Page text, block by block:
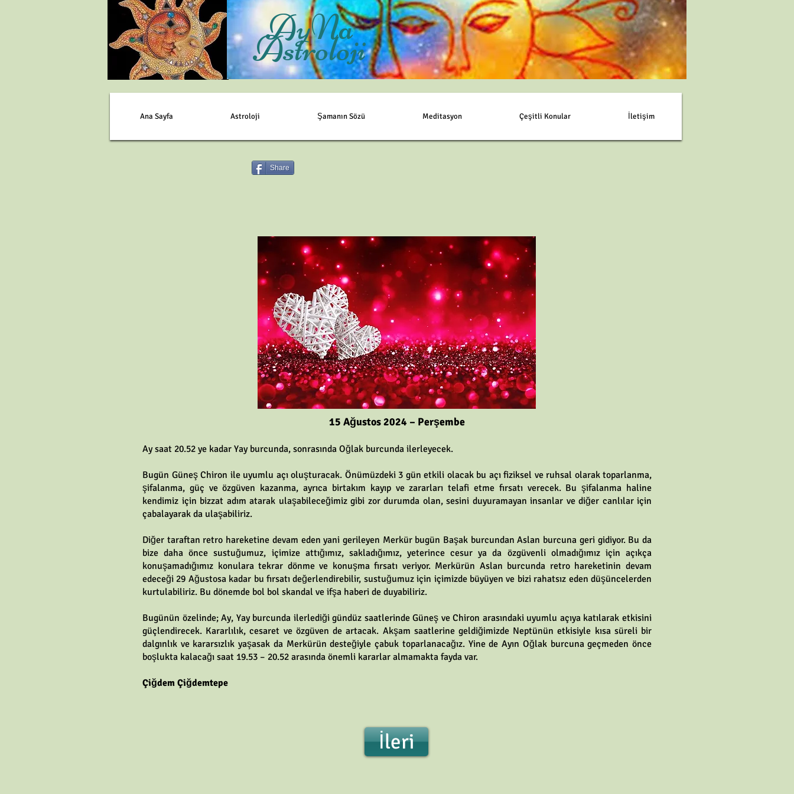
AyNa
Astroloji
İleri
15 Ağustos 2024 – Perşembe
Ay saat 20.52 ye kadar Yay burcunda, sonrasında Oğlak burcunda ilerleyecek.
Bugün Güneş Chiron ile uyumlu açı oluşturacak. Önümüzdeki 3 gün etkili olacak bu açı fiziksel ve ruhsal olarak toparlanma,
şifalanma, güç ve özgüven kazanma, ayrıca birtakım kayıp ve zararları telafi etme fırsatı verecek. Bu şifalanma haline
kendimiz için bizzat adım atarak ulaşabileceğimiz gibi zor durumda olan, sesini duyuramayan insanlar ve diğer canlılar için
çabalayarak da ulaşabiliriz.
Diğer taraftan retro hareketine devam eden yani gerileyen Merkür bugün Başak burcundan Aslan burcuna geri gidiyor. Bu da
bize daha önce sustuğumuz, içimize attığımız, sakladığımız, yeterince cesur ya da özgüvenli olmadığımız için açıkça
konuşamadığımız konulara tekrar dönme ve konuşma fırsatı veriyor. Merkürün Aslan burcunda retro hareketinin devam
edeceği 29 Ağustosa kadar bu fırsatı değerlendirebilir, sustuğumuz için içimizde büyüyen ve bizi rahatsız eden düşüncelerden
kurtulabiliriz. Bu dönemde bol bol skandal ve ifşa haberi de duyabiliriz.
Bugünün özelinde; Ay, Yay burcunda ilerlediği gündüz saatlerinde Güneş ve Chiron arasındaki uyumlu açıya katılarak etkisini
güçlendirecek. Kararlılık, cesaret ve özgüven de artacak. Akşam saatlerine geldiğimizde Neptünün etkisiyle kısa süreli bir
dalgınlık ve kararsızlık yaşasak da Merkürün desteğiyle çabuk toparlanacağız. Yine de Ayın Oğlak burcuna geçmeden önce
boşlukta kalacağı saat 19.53 – 20.52 arasında önemli kararlar almamakta fayda var.
Çiğdem Çiğdemtepe
Share
Ana Sayfa Astroloji Şamanın Sözü Meditasyon Çeşitli Konular İletişim